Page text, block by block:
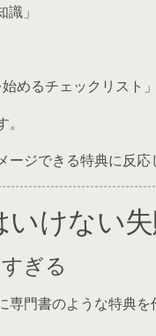
識」
めるチェックリスト」
ージできる特典に反応
けない
ぎる
専門書のような特典を